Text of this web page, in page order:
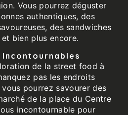
Vous pourrez déguster
authentiques, des
des sandwiches
bien plus encore.
Incontournables
de la street food à
pas les endroits
pourrez savourer des
de la place du Centre
incontournable pour